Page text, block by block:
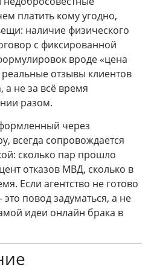
платить кому угодно,
наличие физического
с фиксированной
вроде «цена
отзывы клиентов
а не за всё время
разом.
через
всегда сопровождается
сколько пар прошло
отказов МВД, сколько в
Если агентство не готово
повод задуматься, а не
идеи онлайн брака в